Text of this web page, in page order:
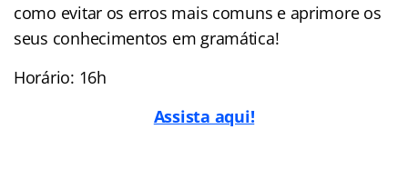
como evitar os erros mais comuns e aprimore os
seus conhecimentos em gramática!
Horário: 16h
Assista aqui!